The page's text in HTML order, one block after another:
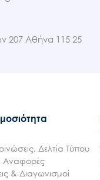
207 Αθήνα 115 25
Δελτία Τύπου
Αναφορές
& Διαγωνισμοί